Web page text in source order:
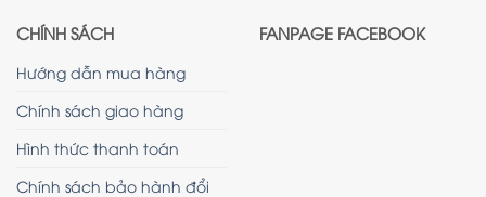
CHÍNH SÁCH
Hướng dẫn mua hàng
Chính sách giao hàng
Hình thức thanh toán
Chính sách bảo hành đổi
FANPAGE FACEBOOK